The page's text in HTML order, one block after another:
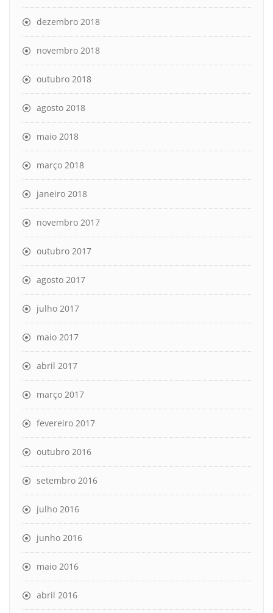
dezembro 2018
novembro 2018
outubro 2018
agosto 2018
maio 2018
março 2018
janeiro 2018
novembro 2017
outubro 2017
agosto 2017
julho 2017
maio 2017
abril 2017
março 2017
fevereiro 2017
outubro 2016
setembro 2016
julho 2016
junho 2016
maio 2016
abril 2016